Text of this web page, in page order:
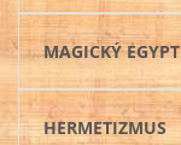
MAGICKÝ EGYPT
HERMETIZMUS